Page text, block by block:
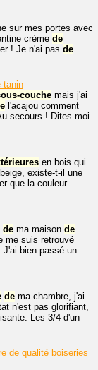
sur mes portes avec
crème de
! Je n'ai pas de
tanin
couche mais j'ai
l'acajou comment
secours ! Dites-moi
en bois qui
existe-t-il une
que la couleur
de ma maison de
me suis retrouvé
bien passé un
de ma chambre, j'ai
n'est pas glorifiant,
Les 3/4 d'un
de qualité boiseries